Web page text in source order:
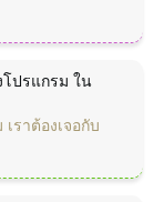
ปรแกรม ใน
ราต้องเจอกับ